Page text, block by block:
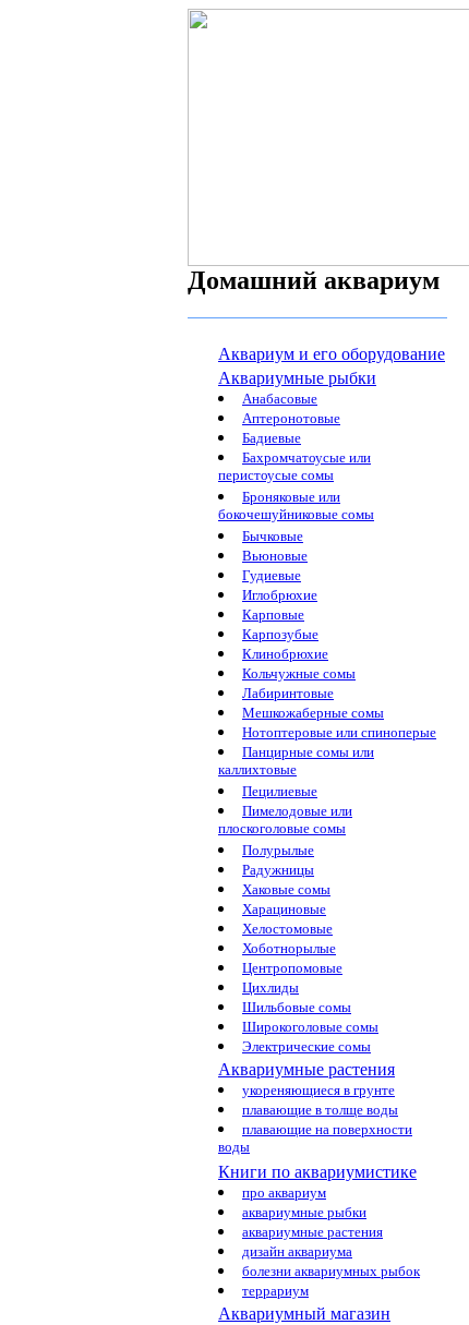
Домашний аквариум
Аквариум и его оборудование
Аквариумные рыбки
Анабасовые
Аптеронотовые
Бадиевые
Бахромчатоусые или
перистоусые сомы
Броняковые или
бокочешуйниковые сомы
Бычковые
Вьюновые
Гудиевые
Иглобрюхие
Карповые
Карпозубые
Клинобрюхие
Кольчужные сомы
Лабиринтовые
Мешкожаберные сомы
Нотоптеровые или спиноперые
Панцирные сомы или
каллихтовые
Пецилиевые
Пимелодовые или
плоскоголовые сомы
Полурылые
Радужницы
Хаковые сомы
Харациновые
Хелостомовые
Хоботнорылые
Центропомовые
Цихлиды
Шильбовые сомы
Широкоголовые сомы
Электрические сомы
Аквариумные растения
укореняющиеся в грунте
плавающие в толще воды
плавающие на поверхности
воды
Книги по аквариумистике
про аквариум
аквариумные рыбки
аквариумные растения
дизайн аквариума
болезни аквариумных рыбок
террариум
Аквариумный магазин